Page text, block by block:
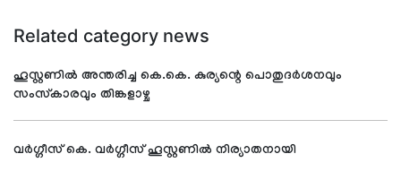
Related category news
ഹൂസ്റ്റണില്‍ അന്തരിച്ച കെ.കെ. കുര്യന്റെ പൊതുദര്‍ശനവും
സംസ്‌കാരവും തിങ്കളാഴ്ച
വര്‍ഗ്ഗീസ് കെ. വര്‍ഗ്ഗീസ് ഹൂസ്റ്റണില്‍ നിര്യാതനായി